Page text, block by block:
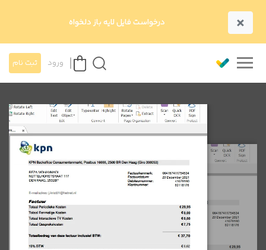
× درخواست فایل لایه باز دلخواه
ورود ثبت نام